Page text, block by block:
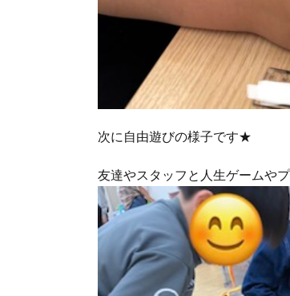
次に自由遊びの様子です★
友達やスタッフと人生ゲームや